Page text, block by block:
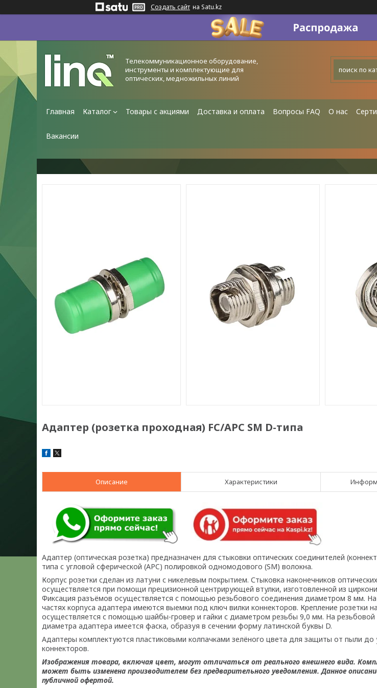
Создать сайт на Satu.kz
Телекоммуникационное оборудование,
инструменты и комплектующие для
оптических, медножильных линий
Главная Каталог Товары с акциями Доставка и оплата Вопросы FAQ О нас
Вакансии
Адаптер (розетка проходная) FC/APC SM D-типа
Описание Характеристики
Адаптер (оптическая розетка) предназначен для стыковки оптических соединителей
типа с угловой сферической (APC) полировкой одномодового (SM) волокна.
Корпус розетки сделан из латуни с никелевым покрытием. Стыковка наконечников
осуществляется при помощи прецизионной центрирующей втулки, изготовленной из
Фиксация разъёмов осуществляется с помощью резьбового соединения диаметром 8 мм.
частях корпуса адаптера имеются выемки под ключ вилки коннекторов. Крепление розетки
осуществляется с помощью шайбы-гровер и гайки с диаметром резьбы 9,0 мм. На резьбовой
диаметра адаптера имеется фаска, образуя в сечении форму латинской буквы D.
Адаптеры комплектуются пластиковыми колпачками зелёного цвета для защиты от пыли до
коннекторов.
Изображения товара, включая цвет, могут отличаться от реального внешнего вида.
может быть изменена производителем без предварительного уведомления. Данное
публичной офертой.